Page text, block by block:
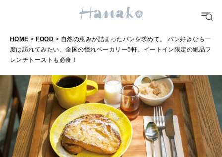
[12星座別] Monthly Love Holoscope
算命学がわかる今月のあなた
自分にやさしく
LEARN
MAMA
ママもいろいろ
SUSTAINABLE
HOME > FOOD > 自然の恵みが詰まったパンを求めて。 パン好きなら一
度は訪れてみたい、全国の憧れベーカリー5軒。イートイン限定の絶品フ
レンチトーストも必食！